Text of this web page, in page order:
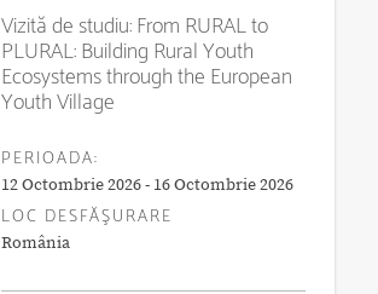
Vizită de studiu: From RURAL to
PLURAL: Building Rural Youth
Ecosystems through the European
Youth Village
PERIOADA:
12 Octombrie 2026 - 16 Octombrie 2026
LOC DESFĂŞURARE
România